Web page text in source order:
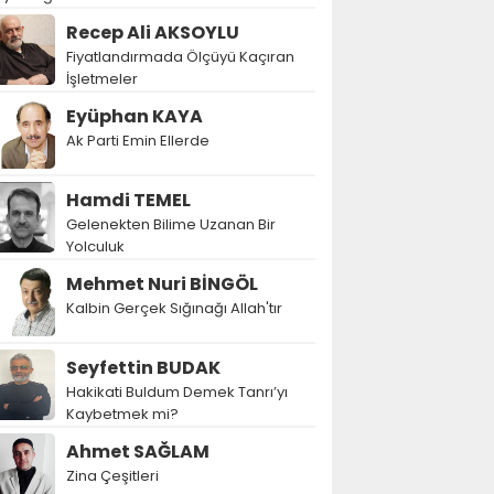
Recep Ali AKSOYLU
Fiyatlandırmada Ölçüyü Kaçıran
İşletmeler
Eyüphan KAYA
Ak Parti Emin Ellerde
Hamdi TEMEL
Gelenekten Bilime Uzanan Bir
Yolculuk
Mehmet Nuri BİNGÖL
Kalbin Gerçek Sığınağı Allah'tır
Seyfettin BUDAK
Hakikati Buldum Demek Tanrı’yı
Kaybetmek mi?
Ahmet SAĞLAM
Zina Çeşitleri